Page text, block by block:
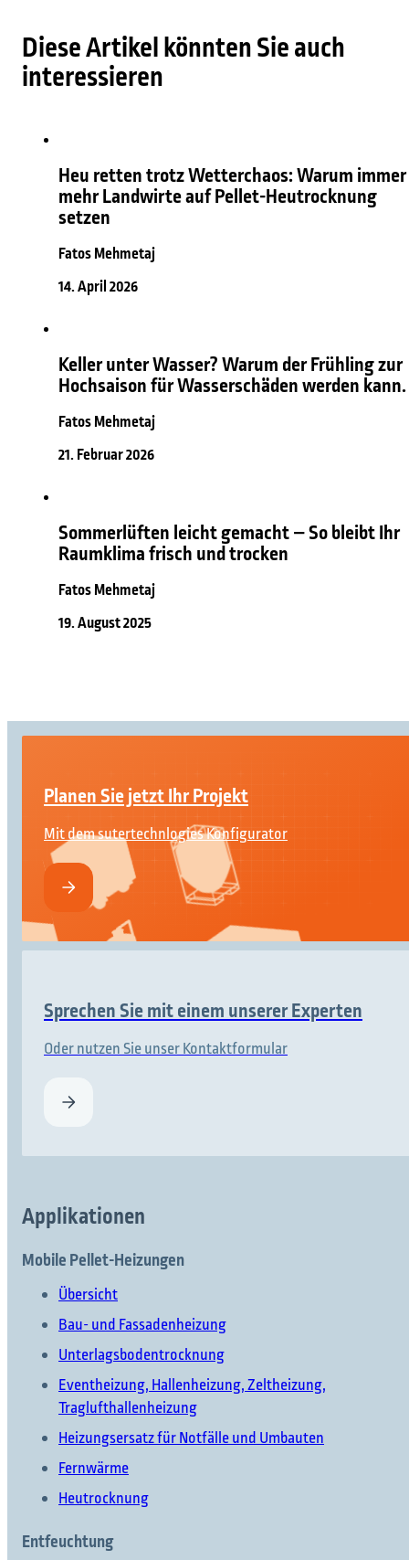
Diese Artikel könnten Sie auch
interessieren
Heu retten trotz Wetterchaos: Warum immer
mehr Landwirte auf Pellet-Heutrocknung
setzen
Fatos Mehmetaj
14. April 2026
Keller unter Wasser? Warum der Frühling zur
Hochsaison für Wasserschäden werden kann.
Fatos Mehmetaj
21. Februar 2026
Sommerlüften leicht gemacht – So bleibt Ihr
Raumklima frisch und trocken
Fatos Mehmetaj
19. August 2025
Planen Sie jetzt Ihr Projekt
Mit dem sutertechnlogies Konfigurator
Sprechen Sie mit einem unserer Experten
Oder nutzen Sie unser Kontaktformular
Applikationen
Mobile Pellet-Heizungen
Übersicht
Bau- und Fassadenheizung
Unterlagsbodentrocknung
Eventheizung, Hallenheizung, Zeltheizung,
Traglufthallenheizung
Heizungsersatz für Notfälle und Umbauten
Fernwärme
Heutrocknung
Entfeuchtung